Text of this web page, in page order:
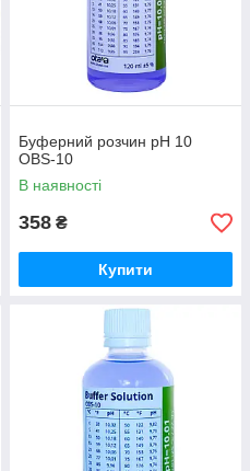
Буферний розчин pH 10
OBS-10
В наявності
358 ₴
Купити